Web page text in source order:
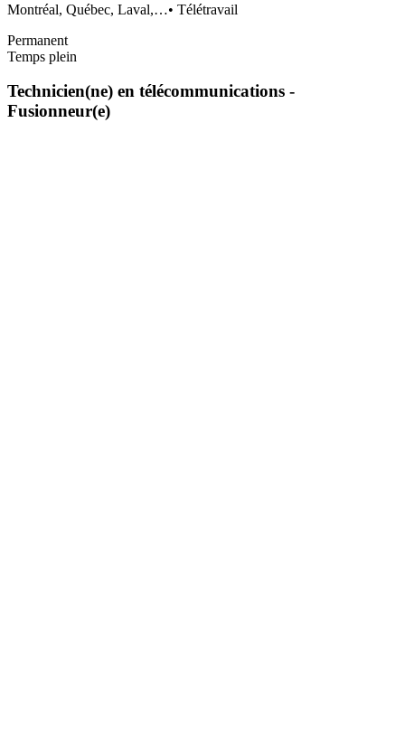
Montréal, Québec, Laval,…• Télétravail
Permanent
Temps plein
Technicien(ne) en télécommunications -
Fusionneur(e)